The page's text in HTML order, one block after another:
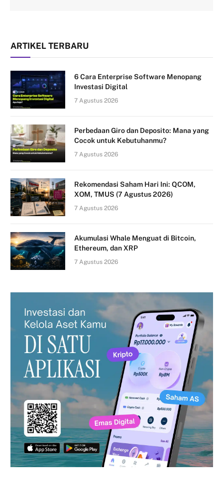
ARTIKEL TERBARU
6 Cara Enterprise Software Menopang
Investasi Digital
7 Agustus 2026
Perbedaan Giro dan Deposito: Mana yang
Cocok untuk Kebutuhanmu?
7 Agustus 2026
Rekomendasi Saham Hari Ini: QCOM,
XOM, TMUS (7 Agustus 2026)
7 Agustus 2026
Akumulasi Whale Menguat di Bitcoin,
Ethereum, dan XRP
7 Agustus 2026